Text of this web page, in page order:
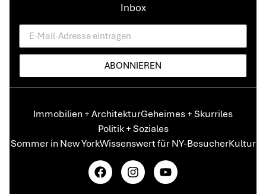
Inbox
ABONNIEREN
Immobilien + ArchitekturGeheimes + Skurriles
Politik + Soziales
Sommer in New YorkWissenswert für NY-BesucherKultur